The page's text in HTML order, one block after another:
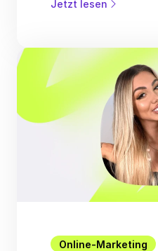
Jetzt lesen
Online-Marketing